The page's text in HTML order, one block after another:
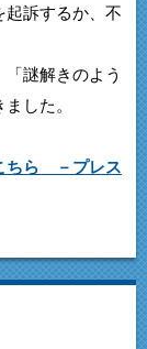
起訴するか、不
謎解きのよう
した。
ちら －プレス